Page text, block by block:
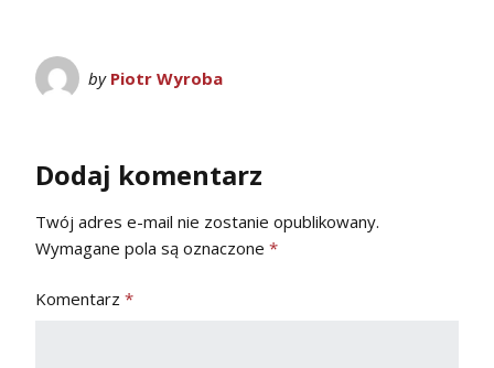
by Piotr Wyroba
Dodaj komentarz
Twój adres e-mail nie zostanie opublikowany.
Wymagane pola są oznaczone *
Komentarz *